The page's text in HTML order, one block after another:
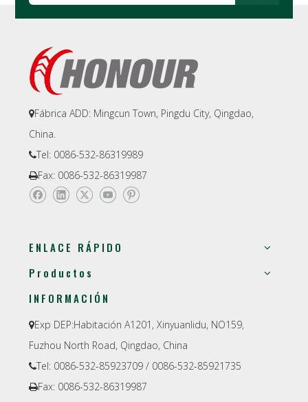
Fábrica ADD: Mingcun Town, Pingdu City, Qingdao,
China.
Tel: 0086-532-86319989
Fax: 0086-532-86319987
ENLACE RÁPIDO
Productos
INFORMACIÓN
Exp DEP:Habitación A1201, Xinyuanlidu, NO159,
Fuzhou North Road, Qingdao, China
Tel: 0086-532-85923709 / 0086-532-85921735
Fax: 0086-532-86319987